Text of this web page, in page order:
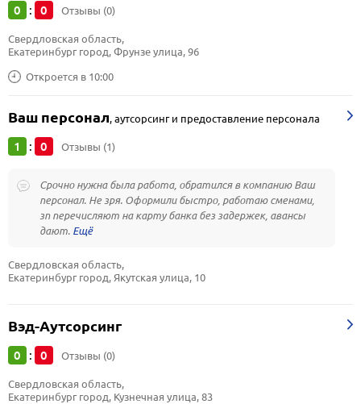
0 : 0 Отзывы (0)
Откроется в 10:00
Свердловская область,
Екатеринбург город, Фрунзе улица, 96
Ваш персонал,аутсорсинг и предоставление персонала
1 : 0 Отзывы (1)
Срочно нужна была работа, обратился в компанию Ваш
персонал. Не зря. Оформили быстро, работаю сменами,
зп перечисляют на карту банка без задержек, авансы
дают.
Свердловская область,
Екатеринбург город, Якутская улица, 10
Вэд-Аутсорсинг
0 : 0 Отзывы (0)
Свердловская область,
Екатеринбург город, Кузнечная улица, 83